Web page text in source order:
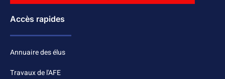
Accès rapides
Annuaire des élus
Travaux de l'AFE